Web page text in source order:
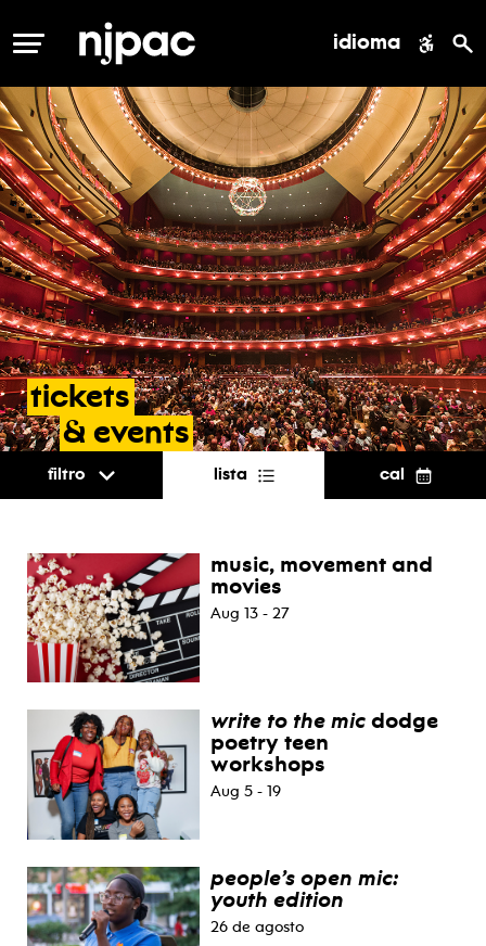
MENÚ idioma
tickets
& events
Filtro Lista Cal
eventos
music, movement and
movies
Aug 13 - 27
write to the mic dodge
poetry teen
workshops
Aug 5 - 19
people’s open mic:
youth edition
26 de agosto